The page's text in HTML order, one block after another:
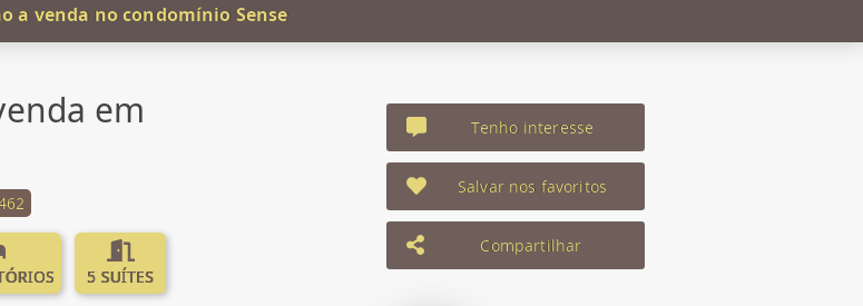
a venda no condomínio Sense
em
5 SUÍTES
Tenho interesse
Salvar nos favoritos
Compartilhar